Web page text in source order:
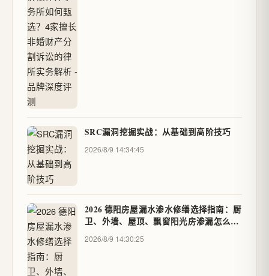
SRC漏洞挖掘实战：从基础到高阶技巧
2026/8/9 14:34:45
2026 德阳房屋漏水渗水修缮选择指南：厨
卫、外墙、屋顶、飘窗阳光房渗漏怎么高
效处理 - 筑宅安
2026/8/9 14:30:25